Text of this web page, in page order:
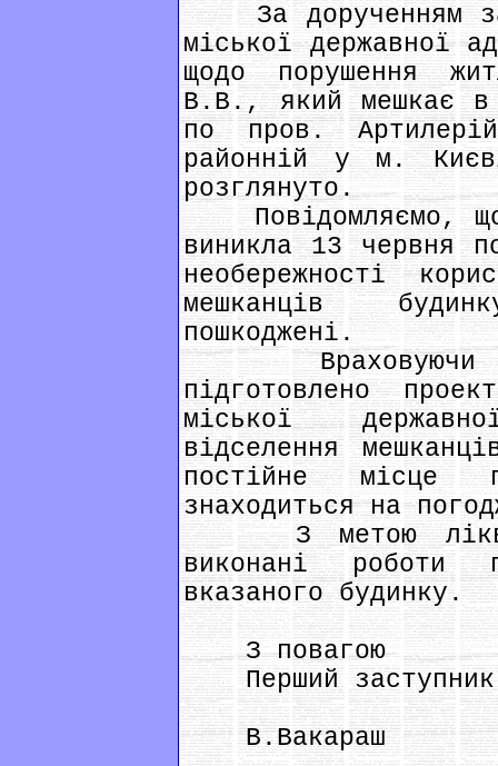
За дорученням
міської державної
щодо порушення
В.В., який мешкає
по пров.
районній у м.
розглянуто.
Повідомляємо, що
виникла 13 червня
необережності
мешканців
пошкоджені.
Враховуючи
підготовлено
міської
відселення
постійне місце
знаходиться на
З метою
виконані роботи
вказаного будинку.
З повагою
Перший заступник
В.Вакараш